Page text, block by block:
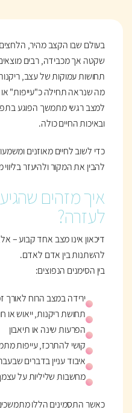
בעולם שבו הקצב מהיר,
שקטה אך מכבידה, רבים
תחושות עמוקות של עצב,
מה שנראה תחילה כ"עייפות"
למצב רגשי מתמשך הפוגע
ובאיכות החיים כולה.
כדי לשוב לחיים מאוזנים
להבין את המקור ולהיעזר בליווי
איך מזהים
לעזרה?
דיכאון אינו מצב אחד קבוע –
להשתנות בין אדם לאדם.
בין הסימנים הנפוצים:
ירידה במצב הרוח לאורך
תחושת ריקנות, ייאוש או
הפרעות שינה או תיאבון
קושי להתרכז, עייפות
איבוד עניין בדברים
מחשבות שליליות על
כאשר התסמינים הללו מתמשכים